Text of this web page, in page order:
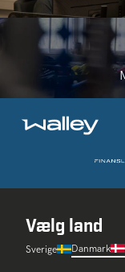
Vælg land
Sverige Danmark